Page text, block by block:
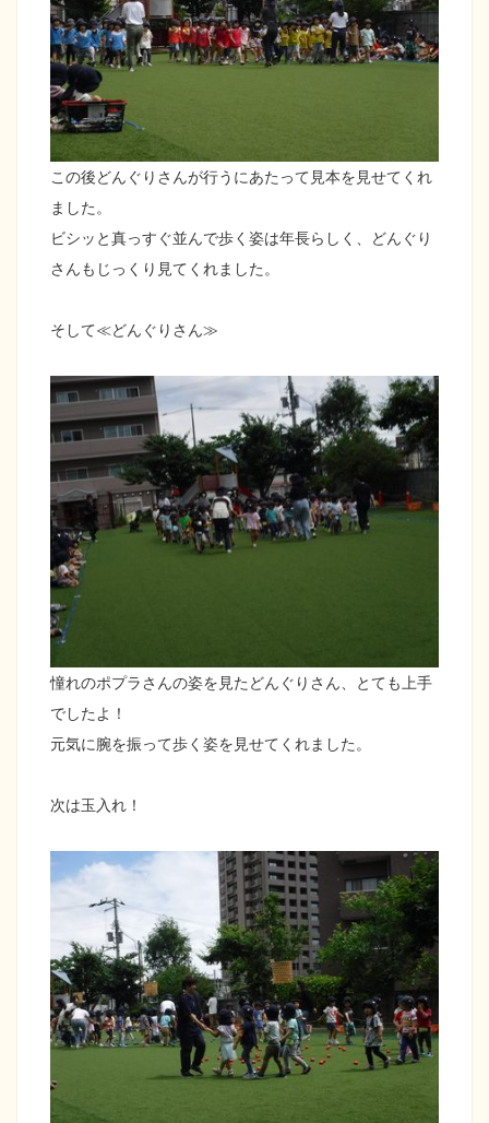
この後どんぐりさんが行うにあたって見本を見せてくれ
ました。
ビシッと真っすぐ並んで歩く姿は年長らしく、どんぐり
さんもじっくり見てくれました。
そして≪どんぐりさん≫
憧れのポプラさんの姿を見たどんぐりさん、とても上手
でしたよ！
元気に腕を振って歩く姿を見せてくれました。
次は玉入れ！